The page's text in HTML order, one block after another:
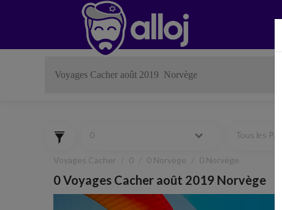
0 Tous les Pays
Voyages Cacher 0 0 Norvège 0 Norvège
0 Voyages Cacher août 2019 Norvège
Previous